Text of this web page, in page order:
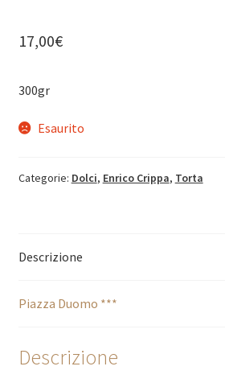
17,00€
300gr
Esaurito
Categorie: Dolci, Enrico Crippa, Torta
Descrizione
Piazza Duomo ***
Descrizione